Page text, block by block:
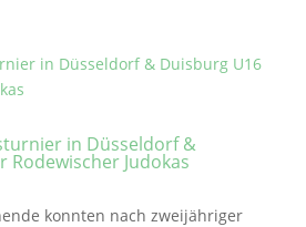
in Düsseldorf &
Rodewischer Judokas
konnten nach zweijähriger